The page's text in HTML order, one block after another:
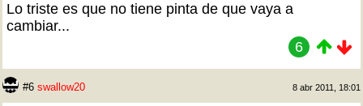
Lo triste es que no tiene pinta de que vaya a
cambiar...
6
#6 swallow20 8 abr 2011, 18:01